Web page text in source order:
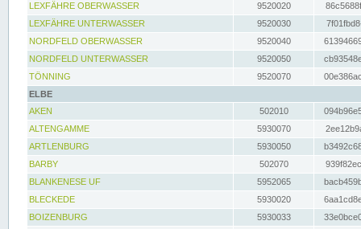
LEXFÄHRE OBERWASSER
9520020
LEXFÄHRE UNTERWASSER
9520030
NORDFELD OBERWASSER
9520040
NORDFELD UNTERWASSER
9520050
TÖNNING
9520070
ELBE
AKEN
502010
ALTENGAMME
5930070
ARTLENBURG
5930050
BARBY
502070
BLANKENESE UF
5952065
BLECKEDE
5930020
BOIZENBURG
5930033